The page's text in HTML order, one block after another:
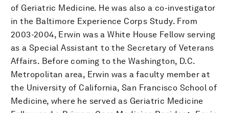
of Geriatric Medicine. He was also a co-investigator
in the Baltimore Experience Corps Study. From
2003-2004, Erwin was a White House Fellow serving
as a Special Assistant to the Secretary of Veterans
Affairs. Before coming to the Washington, D.C.
Metropolitan area, Erwin was a faculty member at
the University of California, San Francisco School of
Medicine, where he served as Geriatric Medicine